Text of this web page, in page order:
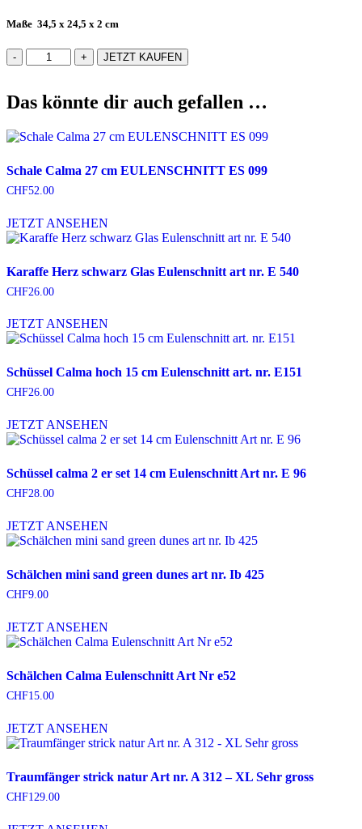
Maße 34,5 x 24,5 x 2 cm
Portemonnaie
Herz
Eulenschnitt
nr.
E
Menge
JETZT KAUFEN
Das könnte dir auch gefallen …
Schale Calma 27 cm EULENSCHNITT ES 099
CHF52.00
JETZT ANSEHEN
Karaffe Herz schwarz Glas Eulenschnitt art nr. E 540
CHF26.00
JETZT ANSEHEN
Schüssel Calma hoch 15 cm Eulenschnitt art. nr. E151
CHF26.00
JETZT ANSEHEN
Schüssel calma 2 er set 14 cm Eulenschnitt Art nr. E 96
CHF28.00
JETZT ANSEHEN
Schälchen mini sand green dunes art nr. Ib 425
CHF9.00
JETZT ANSEHEN
Schälchen Calma Eulenschnitt Art Nr e52
CHF15.00
JETZT ANSEHEN
Traumfänger strick natur Art nr. A 312 – XL Sehr gross
CHF129.00